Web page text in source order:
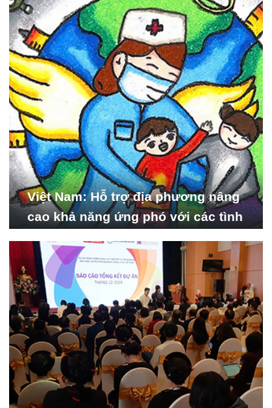
hội_ISDS)
Việt Nam: Hỗ trợ địa phương nâng
cao khả năng ứng phó với các tình